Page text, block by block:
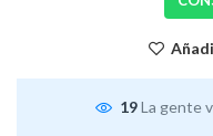
19 La gente